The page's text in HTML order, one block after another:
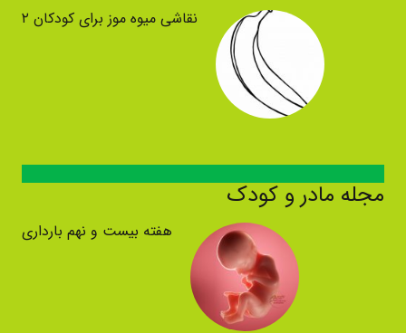
نقاشی میوه موز برای کودکان ۲
مجله مادر و کودک
هفته بیست و نهم بارداری